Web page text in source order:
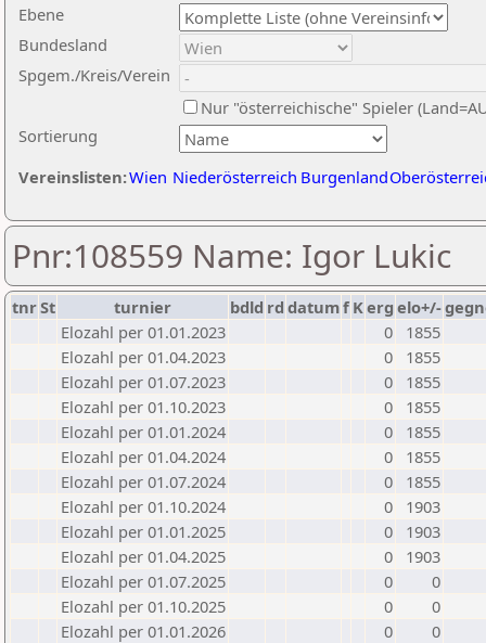
Ebene
Sortierung
Bundesland
Spgem./Kreis/Verein
Nur "österreichische" Spieler
Vereinslisten:Wien Niederösterreich Burgenland
Pnr:108559 Name: Igor Lukic
tnrSt turnier bdld rd datumf Kerg elo+/-
Elozahl per 01.01.2023
0
1855
Elozahl per 01.04.2023
0
1855
Elozahl per 01.07.2023
0
1855
Elozahl per 01.10.2023
0
1855
Elozahl per 01.01.2024
0
1855
Elozahl per 01.04.2024
0
1855
Elozahl per 01.07.2024
0
1855
Elozahl per 01.10.2024
0
1903
Elozahl per 01.01.2025
0
1903
Elozahl per 01.04.2025
0
1903
Elozahl per 01.07.2025
0
0
Elozahl per 01.10.2025
0
0
Elozahl per 01.01.2026
0
0